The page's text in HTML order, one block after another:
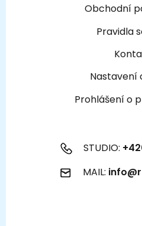
Obchodní
Pravidla
Nastavení
Prohlášení o
STUDIO:
MAIL: